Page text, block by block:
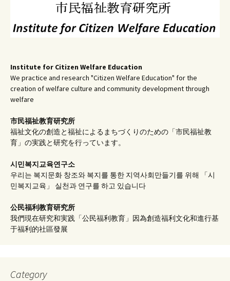
Institute for Citizen Welfare Education
We practice and research "Citizen Welfare Education" for the
creation of welfare culture and community development through
welfare
市民福祉教育研究所
福祉文化の創造と福祉によるまちづくりのための「市民福祉教
育」の実践と研究を行っています。
시민복지교육연구소
우리는 복지문화 창조와 복지를 통한 지역사회만들기를 위해 「시
민복지교육」 실천과 연구를 하고 있습니다
公民福利教育研究所
我們現在研究和実践「公民福利教育」因為創造福利文化和進行基
于福利的社區發展
Category